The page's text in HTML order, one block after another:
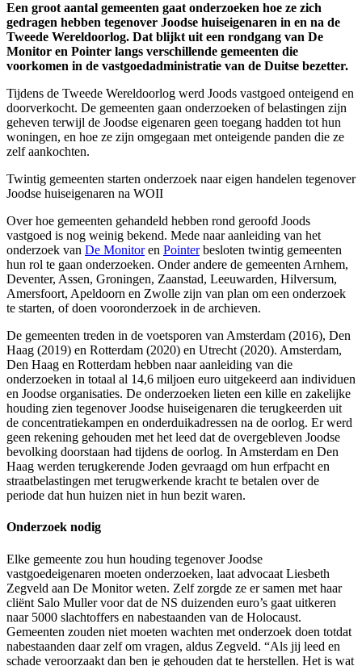
Een groot aantal gemeenten gaat onderzoeken hoe ze zich
gedragen hebben tegenover Joodse huiseigenaren in en na de
Tweede Wereldoorlog. Dat blijkt uit een rondgang van De
Monitor en Pointer langs verschillende gemeenten die
voorkomen in de vastgoedadministratie van de Duitse bezetter.
Tijdens de Tweede Wereldoorlog werd Joods vastgoed onteigend en
doorverkocht. De gemeenten gaan onderzoeken of belastingen zijn
geheven terwijl de Joodse eigenaren geen toegang hadden tot hun
woningen, en hoe ze zijn omgegaan met onteigende panden die ze
zelf aankochten.
Twintig gemeenten starten onderzoek naar eigen handelen tegenover
Joodse huiseigenaren na WOII
Over hoe gemeenten gehandeld hebben rond geroofd Joods
vastgoed is nog weinig bekend. Mede naar aanleiding van het
onderzoek van De Monitoren Pointerbesloten twintig gemeenten
hun rol te gaan onderzoeken. Onder andere de gemeenten Arnhem,
Deventer, Assen, Groningen, Zaanstad, Leeuwarden, Hilversum,
Amersfoort, Apeldoorn en Zwolle zijn van plan om een onderzoek
te starten, of doen vooronderzoek in de archieven.
De gemeenten treden in de voetsporen van Amsterdam (2016), Den
Haag (2019) en Rotterdam (2020) en Utrecht (2020). Amsterdam,
Den Haag en Rotterdam hebben naar aanleiding van die
onderzoeken in totaal al 14,6 miljoen euro uitgekeerd aan individuen
en Joodse organisaties. De onderzoeken lieten een kille en zakelijke
houding zien tegenover Joodse huiseigenaren die terugkeerden uit
de concentratiekampen en onderduikadressen na de oorlog. Er werd
geen rekening gehouden met het leed dat de overgebleven Joodse
bevolking doorstaan had tijdens de oorlog. In Amsterdam en Den
Haag werden terugkerende Joden gevraagd om hun erfpacht en
straatbelastingen met terugwerkende kracht te betalen over de
periode dat hun huizen niet in hun bezit waren.
Onderzoek nodig
Elke gemeente zou hun houding tegenover Joodse
vastgoedeigenaren moeten onderzoeken, laat advocaat Liesbeth
Zegveld aan De Monitor weten. Zelf zorgde ze er samen met haar
cliënt Salo Muller voor dat de NS duizenden euro’s gaat uitkeren
naar 5000 slachtoffers en nabestaanden van de Holocaust.
Gemeenten zouden niet moeten wachten met onderzoek doen totdat
nabestaanden daar zelf om vragen, aldus Zegveld. “Als jij leed en
schade veroorzaakt dan ben je gehouden dat te herstellen. Het is wat